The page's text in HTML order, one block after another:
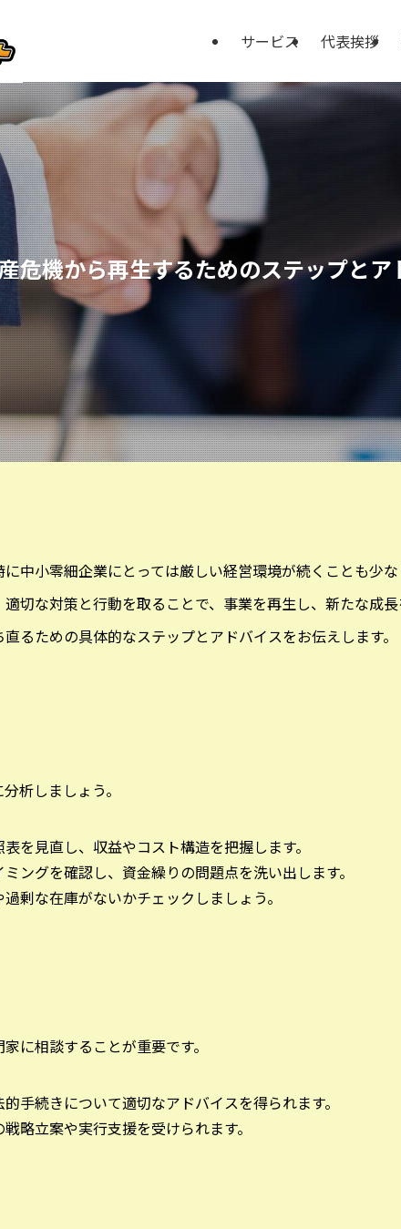
サービス 代表挨拶
危機から再生するためのステップとア
中小零細企業にとっては厳しい経営環境が続くことも少
切な対策と行動を取ることで、事業を再生し、新たな成
るための具体的なステップとアドバイスをお伝えします。
析しましょう。
を見直し、収益やコスト構造を把握します。
ングを確認し、資金繰りの問題点を洗い出します。
剰な在庫がないかチェックしましょう。
に相談することが重要です。
手続きについて適切なアドバイスを得られます。
略立案や実行支援を受けられます。